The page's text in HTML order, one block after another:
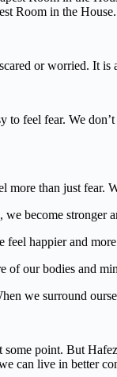
Room in the
or worried. It is
to feel fear. We
than just fear.
we become stronger
happier and
of our bodies and
we surround
point. But
can live in better